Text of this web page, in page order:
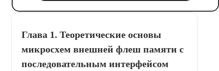
Глава 1. Теоретические основы
микросхем внешней флеш памяти с
последовательным интерфейсом